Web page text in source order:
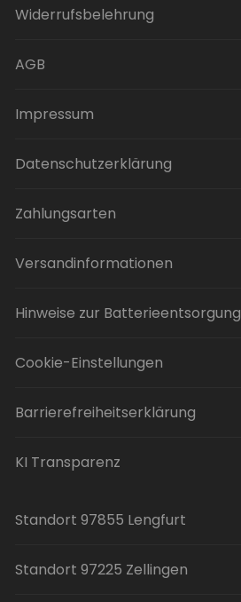
Widerrufsbelehrung
AGB
Impressum
Datenschutzerklärung
Zahlungsarten
Versandinformationen
Hinweise zur Batterieentsorgung
Cookie-Einstellungen
Barrierefreiheitserklärung
KI Transparenz
Standort 97855 Lengfurt
Standort 97225 Zellingen